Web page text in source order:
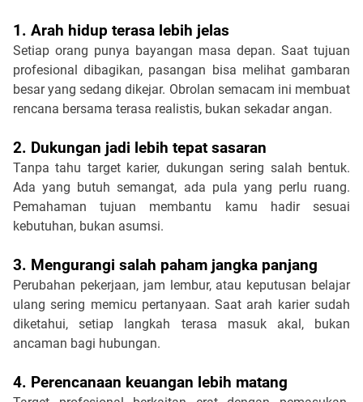
1. Arah hidup terasa lebih jelas
Setiap orang punya bayangan masa depan. Saat tujuan
profesional dibagikan, pasangan bisa melihat gambaran
besar yang sedang dikejar. Obrolan semacam ini membuat
rencana bersama terasa realistis, bukan sekadar angan.
2. Dukungan jadi lebih tepat sasaran
Tanpa tahu target karier, dukungan sering salah bentuk.
Ada yang butuh semangat, ada pula yang perlu ruang.
Pemahaman tujuan membantu kamu hadir sesuai
kebutuhan, bukan asumsi.
3. Mengurangi salah paham jangka panjang
Perubahan pekerjaan, jam lembur, atau keputusan belajar
ulang sering memicu pertanyaan. Saat arah karier sudah
diketahui, setiap langkah terasa masuk akal, bukan
ancaman bagi hubungan.
4. Perencanaan keuangan lebih matang